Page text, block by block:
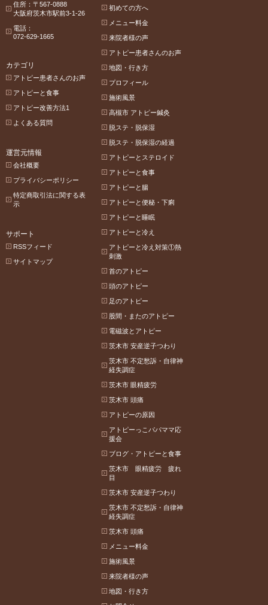
住所：〒567-0888
大阪府茨木市駅前3-1-26
電話：
072-629-1665
初めての方へ
メニュー料金
来院者様の声
アトピー患者さんのお声
地図・行き方
プロフィール
施術風景
高槻市 アトピー鍼灸
脱ステ・脱保湿
脱ステ・脱保湿の経過
アトピーとステロイド
アトピーと食事
アトピーと腸
アトピーと便秘・下痢
アトピーと睡眠
アトピーと冷え
アトピーと冷え対策①熱
刺激
首のアトピー
頭のアトピー
足のアトピー
股間・またのアトピー
電磁波とアトピー
茨木市 安産逆子つわり
茨木市 不定愁訴・自律神
経失調症
茨木市 眼精疲労
茨木市 頭痛
アトピーの原因
アトピーっこパパママ応
援会
ブログ・アトピーと食事
茨木市 眼精疲労 疲れ
目
茨木市 安産逆子つわり
茨木市 不定愁訴・自律神
経失調症
茨木市 頭痛
メニュー料金
施術風景
来院者様の声
地図・行き方
カテゴリ
アトピー患者さんのお声
アトピーと食事
アトピー改善方法1
よくある質問
運営元情報
会社概要
プライバシーポリシー
特定商取引法に関する表
示
サポート
RSSフィード
サイトマップ